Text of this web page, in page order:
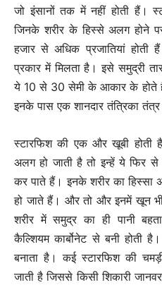
जो इंसानों तक में नहीं होती हैं।
जिनके शरीर के हिस्से अलग होने
हजार से अधिक प्रजातियां
प्रकार में मिलता है। इसे समुद्री
ये 10 से 30 सेमी के आकार के होते
इनके पास एक शानदार तंत्रिका तंत्र
स्टारफिश की एक और खूबी होती
अलग हो जाती है तो इन्हें ये फिर
कर पाते हैं। इनके शरीर का
हो जाते हैं। और तो और इनमें खून
शरीर में समुद्र का ही पानी
कैल्शियम कार्बोनेट से बनी होती
बनाता है। कई स्टारफिश की
जाती है जिससे किसी शिकारी